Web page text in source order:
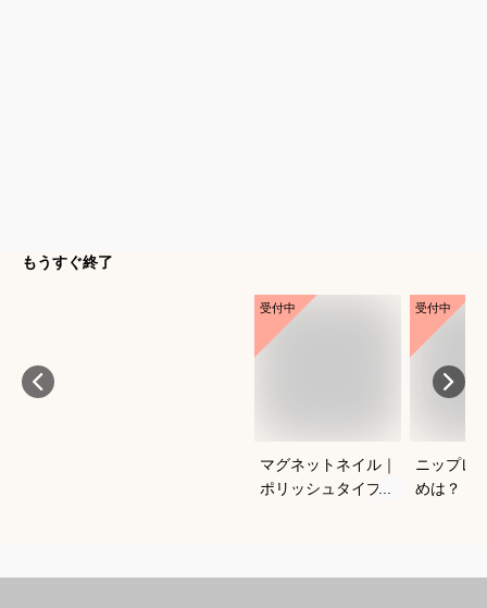
もうすぐ終了
受付中
マグネットネイル｜
ポリッシュタイプで
受付中
ニップレ
めは？